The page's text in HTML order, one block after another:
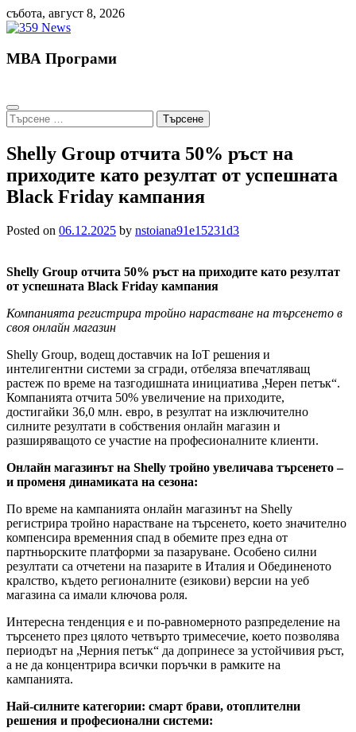
Skip
to
събота, август 8, 2026
МВА Програми
Търсене
за:
Shelly Group отчита 50% ръст на
приходите като резултат от успешната
Black Friday кампания
Posted on 06.12.2025 by nstoiana91e15231d3
Shelly Group отчита 50% ръст на приходите като резултат
от успешната Black Friday кампания
Компанията регистрира тройно нарастване на търсенето в
своя онлайн магазин
Shelly Group, водещ доставчик на IoT решения и
интелигентни системи за сгради, отбеляза впечатляващ
растеж по време на тазгодишната инициатива „Черен петък“.
Компанията отчита 50% увеличение на приходите,
достигайки 36,0 млн. евро, в резултат на изключително
силните резултати в собствения онлайн магазин и
разширяващото се участие на професионалните клиенти.
Онлайн магазинът на Shelly тройно увеличава търсенето –
и променя динамиката на сезона:
По време на кампанията онлайн магазинът на Shelly
регистрира тройно нарастване на търсенето, което значително
компенсира временния спад в обемите през една от
партньорските платформи за пазаруване. Особено силни
резултати са отчетени на пазарите в Италия и Обединеното
кралство, където регионалните (езикови) версии на уеб
магазина са имали ключова роля.
Интересна тенденция е и по-равномерното разпределение на
търсенето през цялото четвърто тримесечие, което позволява
периодът на „Черния петък“ да допринесе за устойчивия ръст,
а не да концентрира всички поръчки в рамките на
кампанията.
Най-силните категории: смарт брави, отоплителни
решения и професионални системи: